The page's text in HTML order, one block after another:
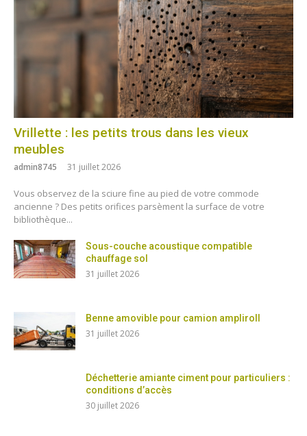
Vrillette : les petits trous dans les vieux
meubles
admin8745 31 juillet 2026
Vous observez de la sciure fine au pied de votre commode
ancienne ? Des petits orifices parsèment la surface de votre
bibliothèque...
Sous-couche acoustique compatible
chauffage sol
31 juillet 2026
Benne amovible pour camion ampliroll
31 juillet 2026
Déchetterie amiante ciment pour particuliers :
conditions d’accès
30 juillet 2026